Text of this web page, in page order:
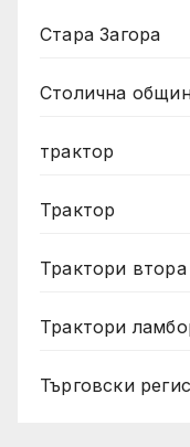
Стара Загора
Столична
трактор
Трактор
Трактори
Трактори
Търговски